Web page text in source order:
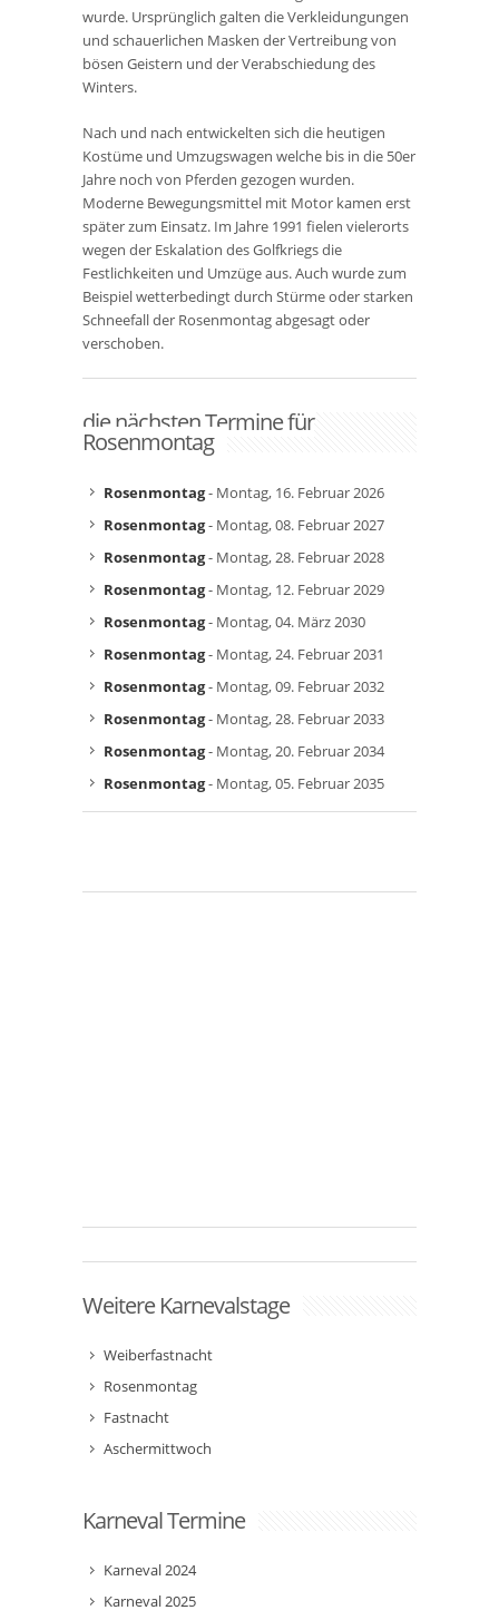
wurde. Ursprünglich galten die Verkleidungungen
und schauerlichen Masken derVertreibung von
bösen Geistern und der Verabschiedung des
Winters.
Nach und nach entwickelten sich die heutigen
Kostüme und Umzugswagen welche bis in die 50er
Jahre noch von Pferden gezogen wurden.
Moderne Bewegungsmittel mit Motor kamen erst
später zum Einsatz. Im Jahre 1991 fielen vielerorts
wegen der Eskalation des Golfkriegs die
Festlichkeiten und Umzüge aus. Auch wurde zum
Beispiel wetterbedingt durch Stürme oder starken
Schneefall der Rosenmontag abgesagt oder
verschoben.
die nächsten Termine für
Rosenmontag
Rosenmontag- Montag, 16. Februar 2026
Rosenmontag- Montag, 08. Februar 2027
Rosenmontag- Montag, 28. Februar 2028
Rosenmontag- Montag, 12. Februar 2029
Rosenmontag- Montag, 04. März 2030
Rosenmontag- Montag, 24. Februar 2031
Rosenmontag- Montag, 09. Februar 2032
Rosenmontag- Montag, 28. Februar 2033
Rosenmontag- Montag, 20. Februar 2034
Rosenmontag- Montag, 05. Februar 2035
Weitere Karnevalstage
Weiberfastnacht
Rosenmontag
Fastnacht
Aschermittwoch
Karneval Termine
Karneval 2024
Karneval 2025